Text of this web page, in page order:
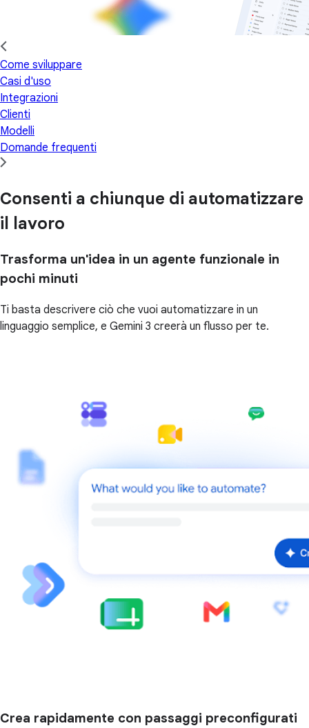
Come sviluppare
Casi d'uso
Integrazioni
Clienti
Modelli
Domande frequenti
Consenti a chiunque di automatizzare
il lavoro
Trasforma un'idea in un agente funzionale in
pochi minuti
Ti basta descrivere ciò che vuoi automatizzare in un
linguaggio semplice, e Gemini 3 creerà un flusso per te.
Crea rapidamente con passaggi preconfigurati